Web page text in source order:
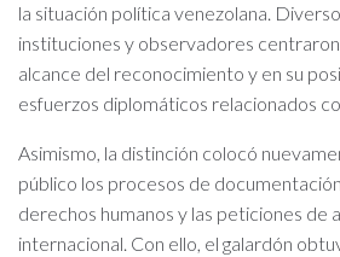
la situación política venezolana.
instituciones y observadores
alcance del reconocimiento y en su
esfuerzos diplomáticos relacionados
Asimismo, la distinción colocó
público los procesos de
derechos humanos y las peticiones de
internacional. Con ello, el galardón